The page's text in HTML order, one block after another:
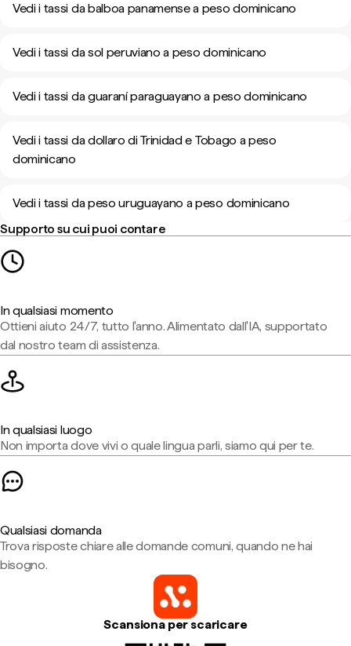
Vedi i tassi da balboa panamense a peso dominicano
Vedi i tassi da sol peruviano a peso dominicano
Vedi i tassi da guaraní paraguayano a peso dominicano
Vedi i tassi da dollaro di Trinidad e Tobago a peso
dominicano
Vedi i tassi da peso uruguayano a peso dominicano
Supporto su cui puoi contare
In qualsiasi momento
Ottieni aiuto 24/7, tutto l'anno. Alimentato dall'IA, supportato
dal nostro team di assistenza.
In qualsiasi luogo
Non importa dove vivi o quale lingua parli, siamo qui per te.
Qualsiasi domanda
Trova risposte chiare alle domande comuni, quando ne hai
bisogno.
Scansiona per scaricare